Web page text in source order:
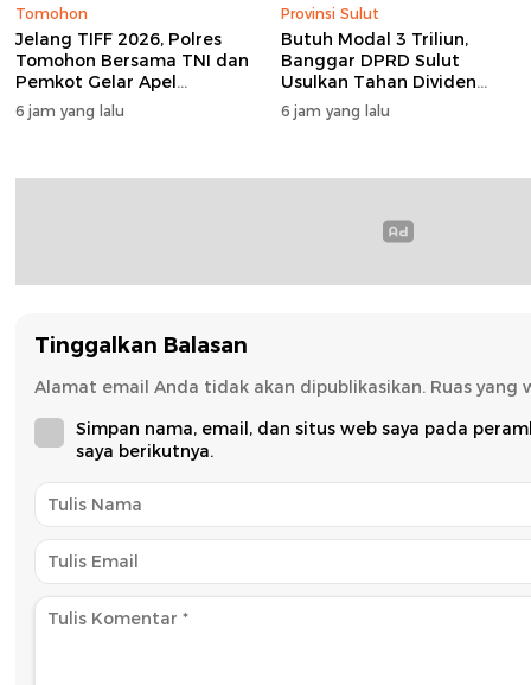
Tomohon
Jelang TIFF 2026, Polres
Tomohon Bersama TNI dan
Pemkot Gelar Apel
Kesiapan Pengamanan
6 jam yang lalu
Provinsi Sulut
Butuh Modal 3 Triliun,
Banggar DPRD Sulut
Usulkan Tahan Dividen
Rp79 Miliar untuk Perkuat
Modal
6 jam yang lalu
Tinggalkan Balasan
Alamat email Anda tidak akan dipublikasikan. Ruas
Simpan nama, email, dan situs web saya pada
saya berikutnya.